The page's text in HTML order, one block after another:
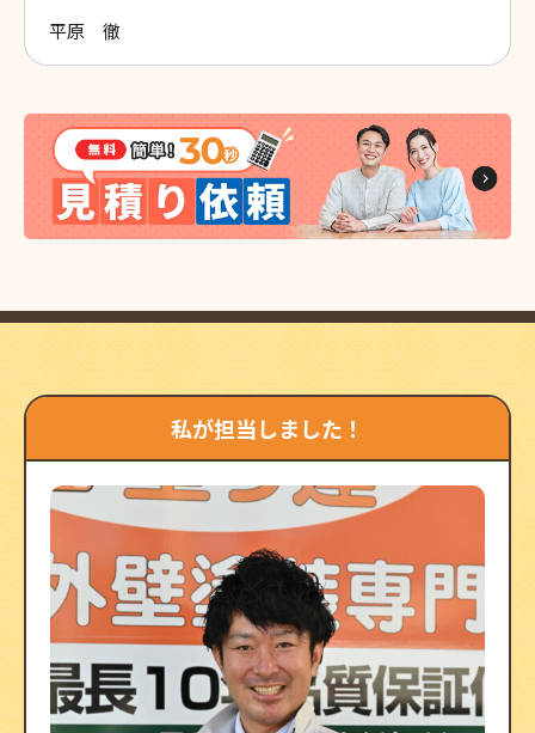
平原 徹
私が担当しました！